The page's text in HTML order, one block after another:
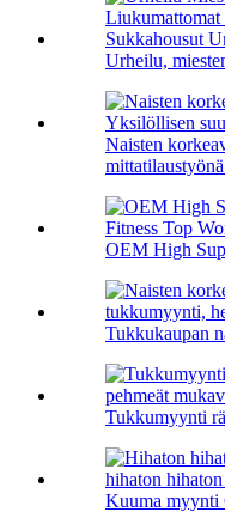
Urheilu,
Naisten
OEM High
Tukkukaupan
Tukkumyynti
Kuuma myynti